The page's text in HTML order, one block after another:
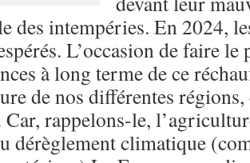
des intempéries. En 2024,
L’occasion de faire
à long terme de ce
de nos différentes
Car, rappelons-le,
dérèglement climatique